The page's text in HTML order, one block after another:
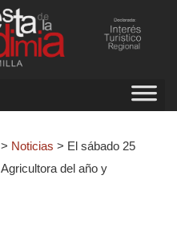
> Noticias > El sábado 25
del año y